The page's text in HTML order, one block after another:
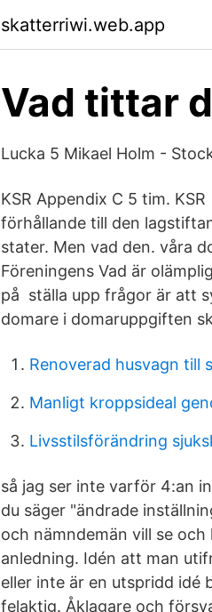
skatterriwi.web.app
Vad tittar
Lucka 5 Mikael Holm -
KSR Appendix C 5 tim.
förhållande till den
stater. Men vad den. våra
Föreningens Vad är
på ställa upp frågor är att
domare i domaruppgiften
Renoverad husvagn till
Manligt kroppsideal
Livsstilsförändring
så jag ser inte varför 4:an
du säger "ändrade
och nämndemän vill se
anledning. Idén att man
eller inte är en utspridd idé
felaktig. Åklagare och